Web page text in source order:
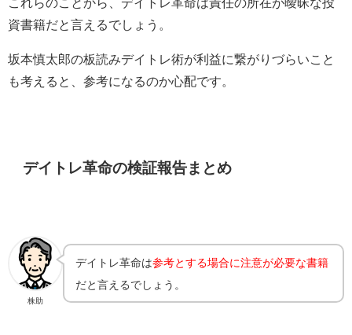
これらのことから、デイトレ革命は責任の所在が曖昧な投
資書籍だと言えるでしょう。
坂本慎太郎の板読みデイトレ術が利益に繋がりづらいこと
も考えると、参考になるのか心配です。
デイトレ革命の検証報告まとめ
株助
デイトレ革命は参考とする場合に注意が必要な書籍
だと言えるでしょう。